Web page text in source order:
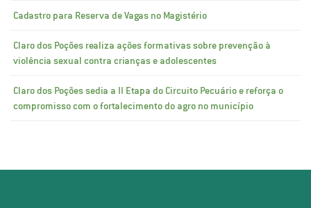
Cadastro para Reserva de Vagas no Magistério
Claro dos Poções realiza ações formativas sobre prevenção à
violência sexual contra crianças e adolescentes
Claro dos Poções sedia a II Etapa do Circuito Pecuário e reforça o
compromisso com o fortalecimento do agro no município